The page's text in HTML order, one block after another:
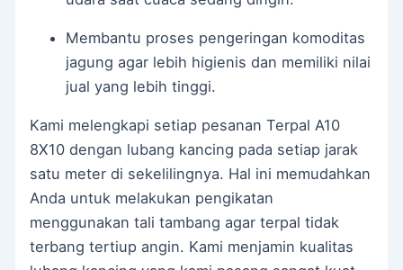
Membantu proses pengeringan komoditas
jagung agar lebih higienis dan memiliki nilai
jual yang lebih tinggi.
Kami melengkapi setiap pesanan Terpal A10
8X10 dengan lubang kancing pada setiap jarak
satu meter di sekelilingnya. Hal ini memudahkan
Anda untuk melakukan pengikatan
menggunakan tali tambang agar terpal tidak
terbang tertiup angin. Kami menjamin kualitas